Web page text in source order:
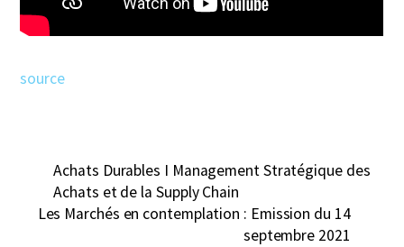
source
Achats Durables I Management Stratégique des
Achats et de la Supply Chain
Les Marchés en contemplation : Emission du 14
septembre 2021